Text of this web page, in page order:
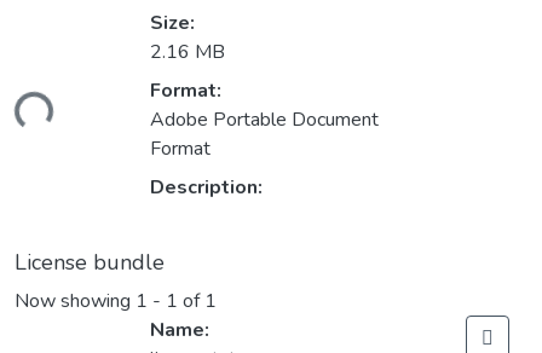
Size:
2.16 MB
Format:
Adobe Portable Document
Format
Description:
License bundle
Now showing 1 - 1 of 1
Name: